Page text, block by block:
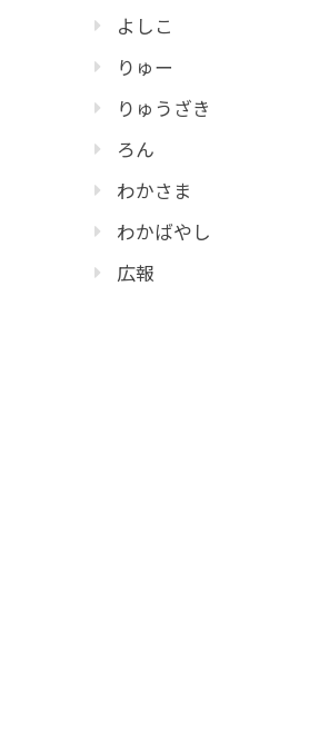
よしこ
りゅー
りゅうざき
ろん
わかさま
わかばやし
広報